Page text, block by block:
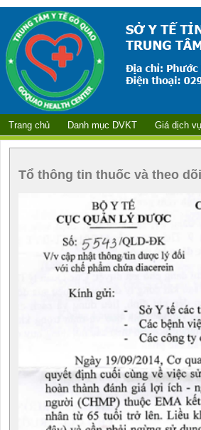
Trang chủ Danh mục DVKT Giá dịch vụ
Tổ thông tin thuốc và theo